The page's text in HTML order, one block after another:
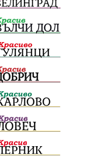
врати
Карова
мозайките